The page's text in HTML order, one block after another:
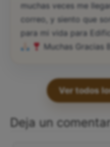
muchas veces me
correo, y siento que
para mi vida para
Muchas Gracias
Ver todos
Deja un